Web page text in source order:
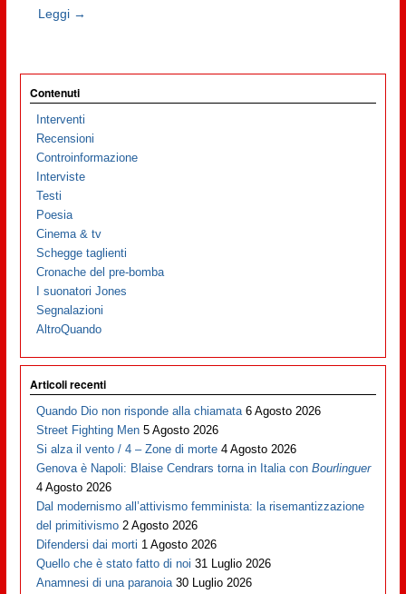
Leggi →
Contenuti
Interventi
Recensioni
Controinformazione
Interviste
Testi
Poesia
Cinema & tv
Schegge taglienti
Cronache del pre-bomba
I suonatori Jones
Segnalazioni
AltroQuando
Articoli recenti
Quando Dio non risponde alla chiamata 6 Agosto 2026
Street Fighting Men 5 Agosto 2026
Si alza il vento / 4 – Zone di morte 4 Agosto 2026
Genova è Napoli: Blaise Cendrars torna in Italia conBourlinguer
4 Agosto 2026
Dal modernismo all’attivismo femminista: la risemantizzazione
del primitivismo 2 Agosto 2026
Difendersi dai morti 1 Agosto 2026
Quello che è stato fatto di noi 31 Luglio 2026
Anamnesi di una paranoia 30 Luglio 2026